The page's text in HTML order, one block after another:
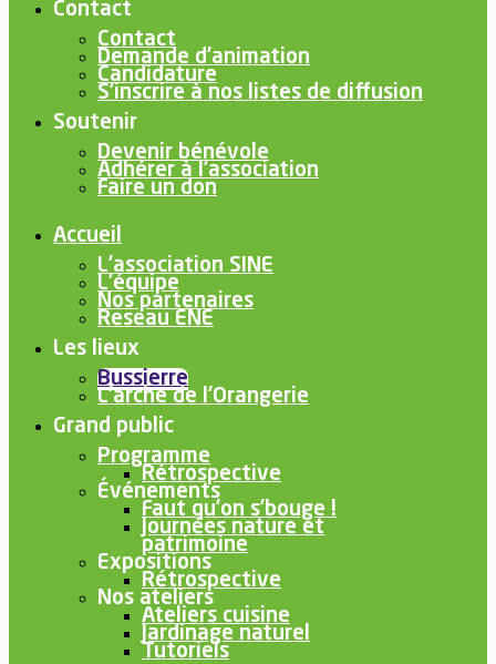
Contact
Contact
Demande d’animation
Candidature
S’inscrire à nos listes de diffusion
Soutenir
Devenir bénévole
Adhérer à l’association
Faire un don
Accueil
L’association SINE
L’équipe
Nos partenaires
Reseau ENE
Les lieux
Bussierre
L’arche de l’Orangerie
Grand public
Programme
Rétrospective
Événements
Faut qu’on s’bouge !
Journées nature et
patrimoine
Expositions
Rétrospective
Nos ateliers
Ateliers cuisine
Jardinage naturel
Tutoriels